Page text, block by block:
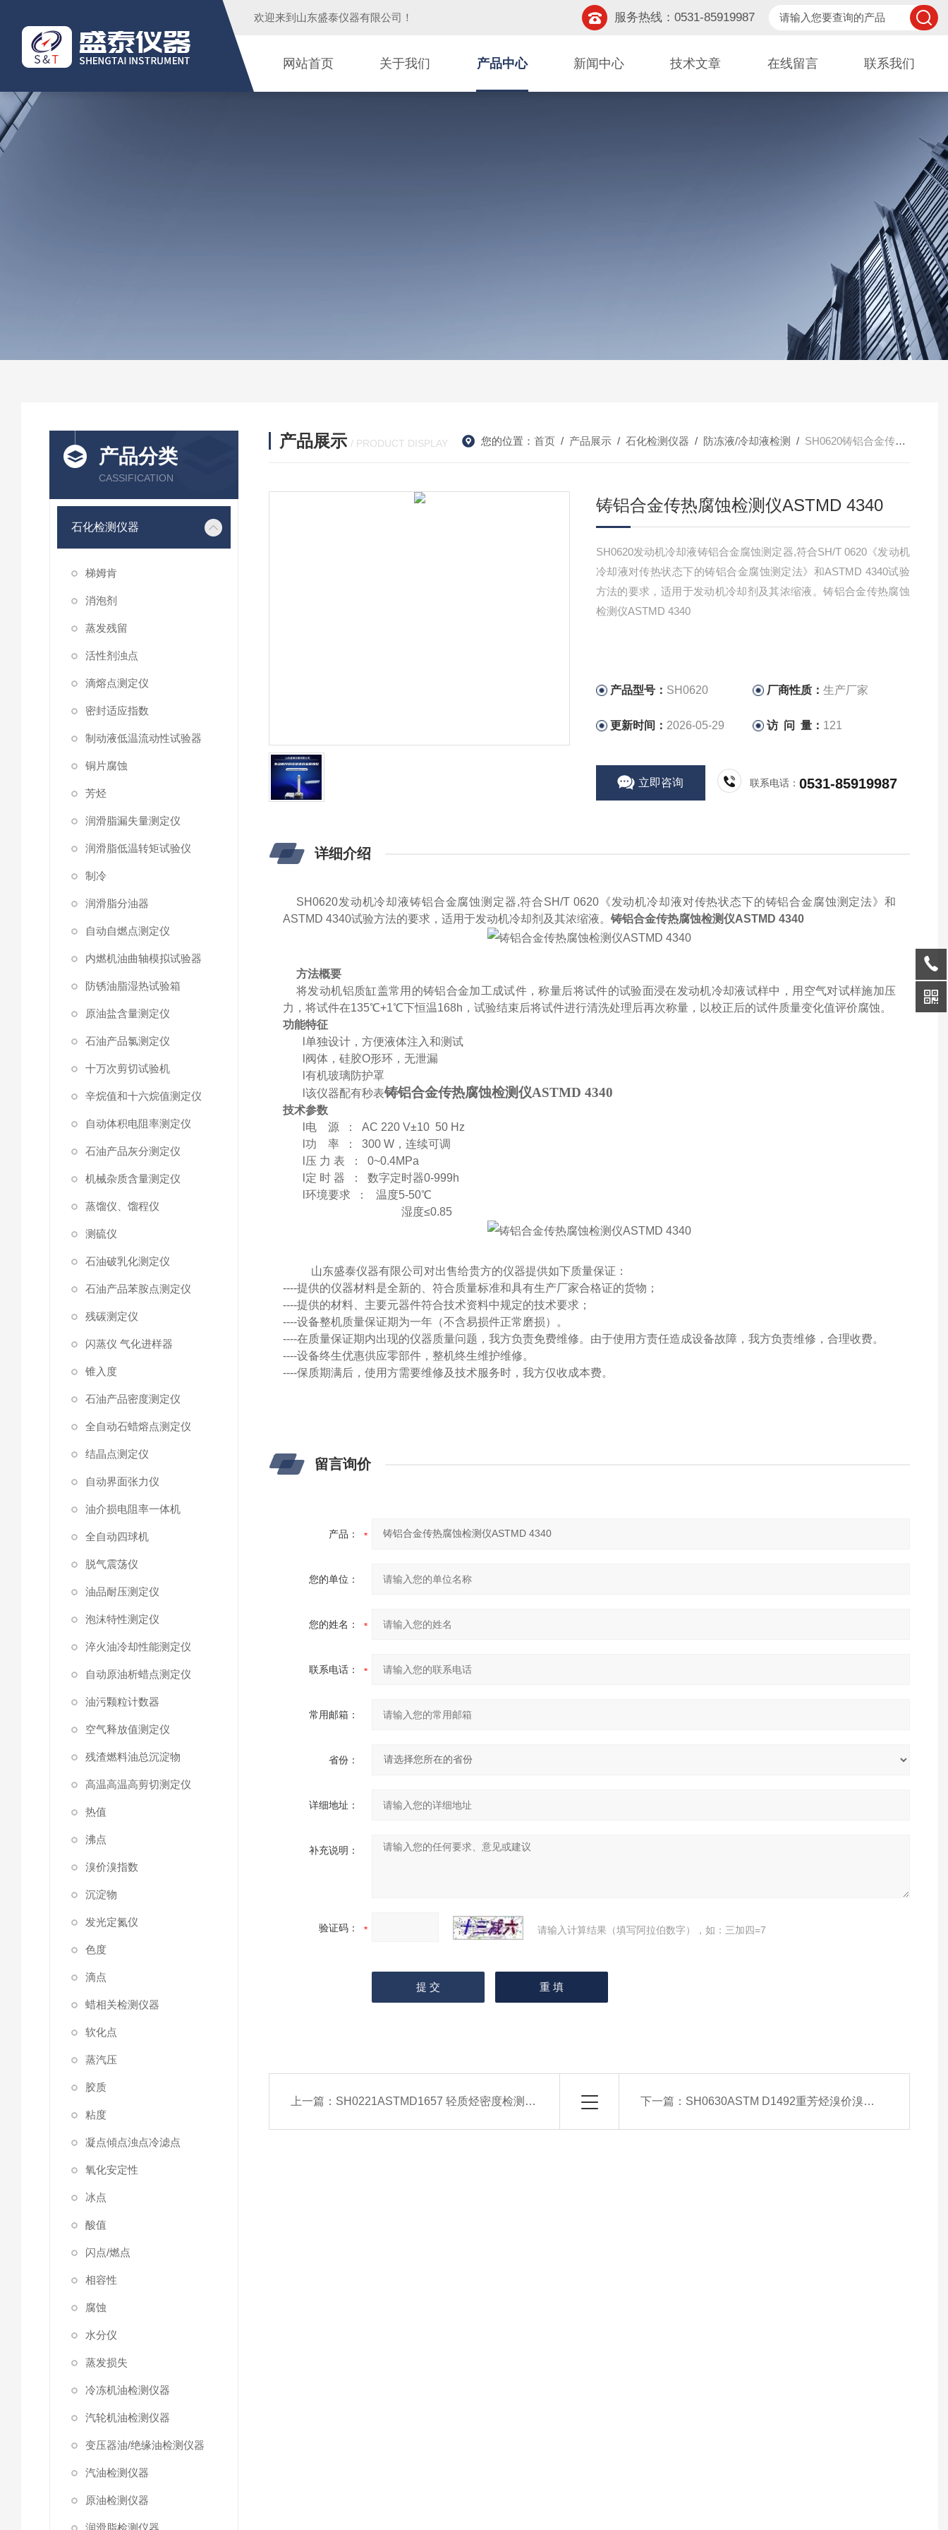
欢迎来到 山东盛泰仪器有限公司 ！ 服务热线：0531-85919987
网站首页 关于我们 产品中心 新闻中心 技术文章 在线留言 联系我们
产品分类
CASSIFICATION
石化检测仪器
梯姆肯
消泡剂
蒸发残留
活性剂浊点
滴熔点测定仪
密封适应指数
制动液低温流动性试验器
铜片腐蚀
芳烃
润滑脂漏失量测定仪
润滑脂低温转矩试验仪
制冷
润滑脂分油器
自动自燃点测定仪
内燃机油曲轴模拟试验器
防锈油脂湿热试验箱
原油盐含量测定仪
石油产品氯测定仪
十万次剪切试验机
辛烷值和十六烷值测定仪
自动体积电阻率测定仪
石油产品灰分测定仪
机械杂质含量测定仪
蒸馏仪、馏程仪
测硫仪
石油破乳化测定仪
石油产品苯胺点测定仪
残碳测定仪
闪蒸仪 气化进样器
锥入度
石油产品密度测定仪
全自动石蜡熔点测定仪
结晶点测定仪
自动界面张力仪
油介损电阻率一体机
全自动四球机
脱气震荡仪
油品耐压测定仪
泡沫特性测定仪
淬火油冷却性能测定仪
自动原油析蜡点测定仪
油污颗粒计数器
空气释放值测定仪
残渣燃料油总沉淀物
高温高温高剪切测定仪
热值
沸点
溴价溴指数
沉淀物
发光定氮仪
色度
滴点
蜡相关检测仪器
软化点
蒸汽压
胶质
粘度
凝点傾点浊点冷滤点
氧化安定性
冰点
酸值
闪点/燃点
相容性
腐蚀
水分仪
蒸发损失
冷冻机油检测仪器
汽轮机油检测仪器
变压器油/绝缘油检测仪器
汽油检测仪器
原油检测仪器
润滑脂检测仪器
产品展示 / PRODUCT DISPLAY 您的位置： 首页/ 产品展示/ 石化检测仪器 / 防冻液/冷却液检测 / SH0620铸铝合金传热腐蚀检测仪ASTMD 4340
铸铝合金传热腐蚀检测仪ASTMD 4340
SH0620发动机冷却液铸铝合金腐蚀测定器,符合SH/T 0620《发动机
冷却液对传热状态下的铸铝合金腐蚀测定法》和ASTMD 4340试验
方法的要求，适用于发动机冷却剂及其浓缩液。铸铝合金传热腐蚀
检测仪ASTMD 4340
产品型号： SH0620 厂商性质：生产厂家
更新时间： 2026-05-29 访 问 量： 121
立即咨询 联系电话：0531-85919987
详细介绍
SH0620发动机冷却液铸铝合金腐蚀测定器,符合SH/T 0620《发动机冷却液对传热状态下的铸铝合金腐蚀测定法》和
ASTMD 4340试验方法的要求，适用于发动机冷却剂及其浓缩液。铸铝合金传热腐蚀检测仪ASTMD 4340
方法概要
将发动机铝质缸盖常用的铸铝合金加工成试件，称量后将试件的试验面浸在发动机冷却液试样中，用空气对试样施加压
力，将试件在135℃+1℃下恒温168h，试验结束后将试件进行清洗处理后再次称量，以校正后的试件质量变化值评价腐蚀。
功能特征
l单独设计，方便液体注入和测试
阀体，硅胶O形环，无泄漏
l有机玻璃防护罩
l该仪器配有秒表铸铝合金传热腐蚀检测仪ASTMD 4340
技术参数
电 源 ： AC 220 V±10 50 Hz
l功 率 ：
300 W，连续可调
压 力 表 ：
0~0.4MPa
定 时 器 ： 数字定时器0-999h
l环境要求 ： 温度5-50℃
湿度≤0.85
山东盛泰仪器有限公司对出售给贵方的仪器提供如下质量保证：
----提供的仪器材料是全新的、符合质量标准和具有生产厂家合格证的货物；
----提供的材料、主要元器件符合技术资料中规定的技术要求；
----设备整机质量保证期为一年（不含易损件正常磨损）。
----在质量保证期内出现的仪器质量问题，我方负责免费维修。由于使用方责任造成设备故障，我方负责维修，合理收费。
----设备终生优惠供应零部件，整机终生维护维修。
----保质期满后，使用方需要维修及技术服务时，我方仅收成本费。
留言询价
产品：
您的单位：
您的姓名：
联系电话：
常用邮箱：
省份：
详细地址：
补充说明：
验证码： 请输入计算结果（填写阿拉伯数字），如：三加四=7
上一篇： SH0221ASTMD1657 轻质烃密度检测仪器 下一篇： SH0630ASTM D1492重芳烃溴价溴指数检测仪